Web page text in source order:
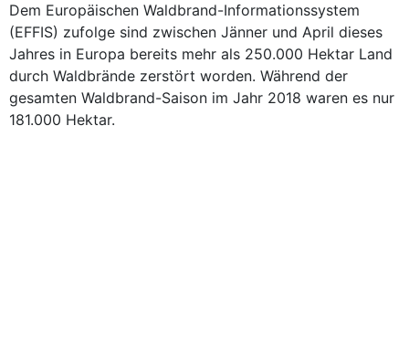
Dem Europäischen Waldbrand-Informationssystem
(EFFIS) zufolge sind zwischen Jänner und April dieses
Jahres in Europa bereits mehr als 250.000 Hektar Land
durch Waldbrände zerstört worden. Während der
gesamten Waldbrand-Saison im Jahr 2018 waren es nur
181.000 Hektar.